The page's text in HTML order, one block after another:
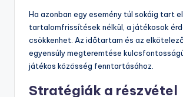
Ha azonban egy esemény túl sokáig tart
tartalomfrissítések nélkül, a játékosok
csökkenhet. Az időtartam és az
egyensúly megteremtése
játékos közösség fenntartásához.
Stratégiák a részvétel